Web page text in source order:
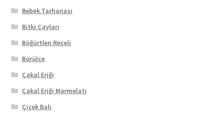
Bebek Tarhanası
Bitki Çayları
Böğürtlen Reçeli
Börülce
Çakal Eriği
Çakal Eriği Marmelatı
Çiçek Balı